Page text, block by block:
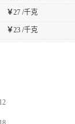
￥27 /千克
￥23 /千克